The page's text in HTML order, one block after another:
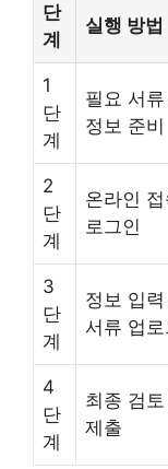
단
계
실행 방법
1
단
계
필요 서류
정보 준비
2
단
계
온라인
로그인
3
단
계
정보 입력
서류 업로
4
단
계
최종 검토
제출